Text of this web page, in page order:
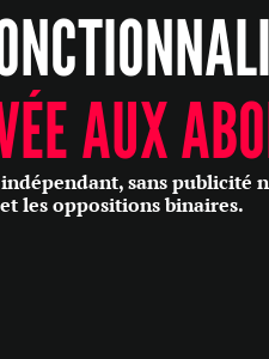
AUX
sans publicité
les oppositions binaires.